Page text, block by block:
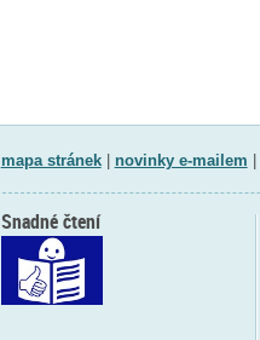
mapa stránek| novinky e-mailem
Snadné čtení